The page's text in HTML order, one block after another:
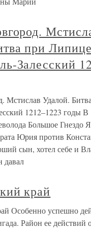
при
Залесский
Мстислав Удалой.
1212–1223 годы В
Большое Гнездо
Юрия против
сын, хотел себе и
край
Особенно успешно
Район ее действий